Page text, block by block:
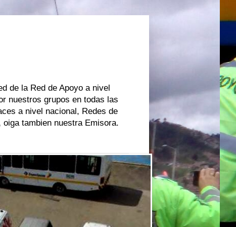
de la Red de Apoyo a nivel
nuestros grupos en todas las
a nivel nacional, Redes de
tambien nuestra Emisora.